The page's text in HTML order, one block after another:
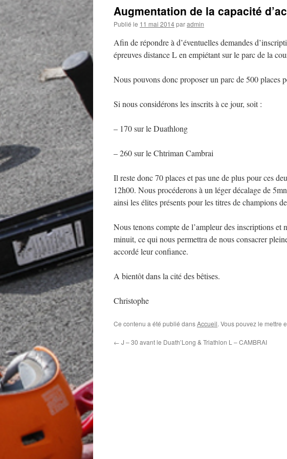
Augmentation de la capacité
Publié le 11 mai 2014paradmin
Afin de répondre à d’éventuelles demandes
épreuves distance L en empiétant sur le parc de la
Nous pouvons donc proposer un parc de 500 places
Si nous considérons les inscrits à ce jour, soit :
– 170 sur le Duathlong
– 260 sur le Chtriman Cambrai
Il reste donc 70 places et pas une de plus pour ces
12h00. Nous procéderons à un léger décalage de
ainsi les élites présents pour les titres de champions
Nous tenons compte de l’ampleur des inscriptions
minuit, ce qui nous permettra de nous consacrer
accordé leur confiance.
A bientôt dans la cité des bêtises.
Christophe
Ce contenu a été publié dansAccueil. Vous pouvez le mettre
← J – 30 avant le Duath’Long & Triathlon L – CAMBRAI